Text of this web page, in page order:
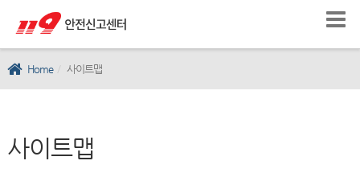
Home 사이트맵
사이트맵